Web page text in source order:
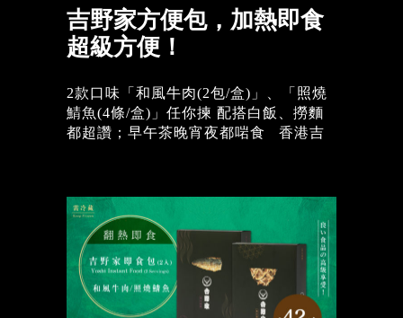
吉野家方便包，加熱即食
超級方便！
2款口味「和風牛肉(2包/盒)」、「照燒
鯖魚(4條/盒)」任你揀 配搭白飯、撈麵
都超讚；早午茶晚宵夜都啱食 香港吉